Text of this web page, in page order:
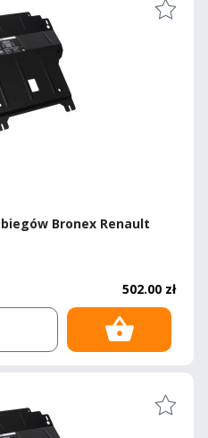
Bronex Renault
502.00 zł